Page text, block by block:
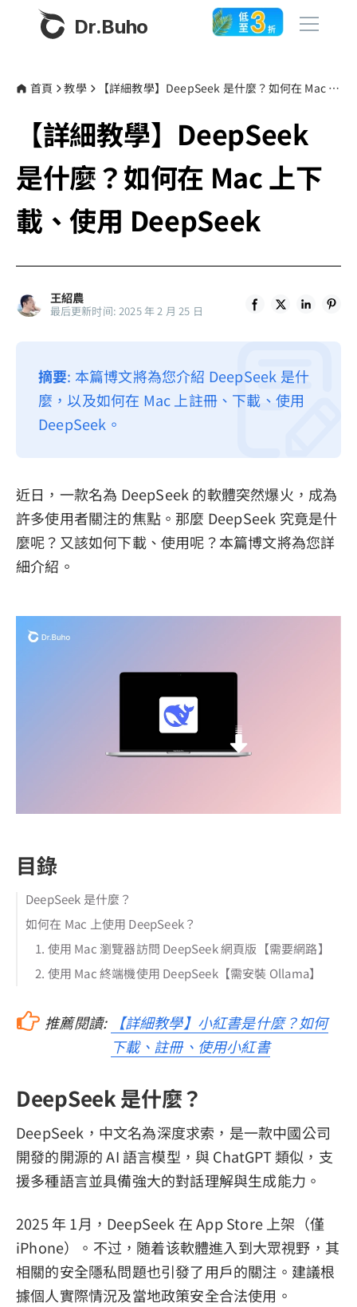
Dr.Buho
產品
BuhoCleaner
BuhoUnlocker
BuhoRepair
BuhoLaunchpad
商店
部落格
隱私權政策
服務條款
首頁 教學 【詳細教學】DeepSeek 是什麼？如何在 Mac 上下載、使用 DeepSeek
【詳細教學】DeepSeek
是什麼？如何在 Mac 上下
載、使用 DeepSeek
王紹農
最后更新时间: 2025 年 2 月 25 日
摘要: 本篇博文將為您介紹 DeepSeek 是什
麼，以及如何在 Mac 上註冊、下載、使用
DeepSeek。
近日，一款名為 DeepSeek 的軟體突然爆火，成為
許多使用者關注的焦點。那麼 DeepSeek 究竟是什
麼呢？又該如何下載、使用呢？本篇博文將為您詳
細介紹。
目錄
DeepSeek 是什麼？
如何在 Mac 上使用 DeepSeek？
1. 使用 Mac 瀏覽器訪問 DeepSeek 網頁版【需要網路】
2. 使用 Mac 終端機使用 DeepSeek【需安裝 Ollama】
推薦閱讀:
【詳細教學】小紅書是什麼？如何
下載、註冊、使用小紅書
DeepSeek 是什麼？
DeepSeek，中文名為深度求索，是一款中國公司
開發的開源的 AI 語言模型，與 ChatGPT 類似，支
援多種語言並具備強大的對話理解與生成能力。
2025 年 1月，DeepSeek 在 App Store 上架（僅
iPhone）。不过，随着该軟體進入到大眾視野，其
相關的安全隱私問題也引發了用戶的關注。建議根
據個人實際情況及當地政策安全合法使用。